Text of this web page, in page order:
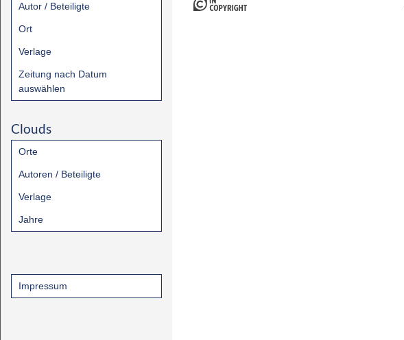
Autor / Beteiligte
Ort
Verlage
Zeitung nach Datum
auswählen
Clouds
Orte
Autoren / Beteiligte
Verlage
Jahre
Impressum